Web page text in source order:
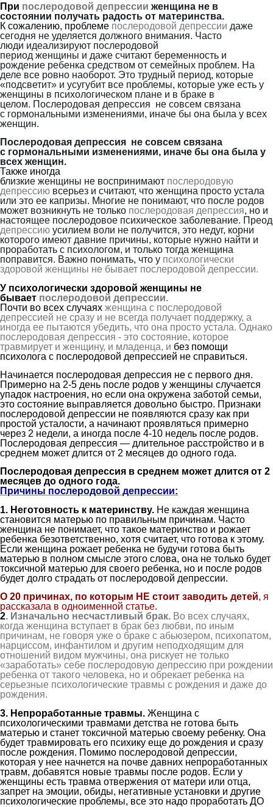
При послеродовой депрессии женщина не в
состоянии получать радость от материнства.
К сожалению, проблеме послеродовой депрессии даже
сегодня не уделяется должного внимания. Часто
люди идеализируют послеродовой
период женщины и даже считают беременность и
рождение ребенка средством от семейных проблем. На
деле все ровно наоборот. Это трудный период, которые
«подсветит» и усугубит все проблемы, которые уже есть у
женщины в психологическом плане и в браке в
целом. Послеродовая депрессия не совсем связана
с гормональными изменениями, иначе бы она была у всех
женщин.
Послеродовая депрессия не совсем связана
с гормональными изменениями, иначе бы она была у
всех женщин.
Также иногда
близкие женщины не воспринимают послеродовую
депрессию всерьез и считают, что женщина просто устала
или это ее капризы. Многие не понимают, что после родов
может возникнуть не только послеродовая депрессия, но и
настоящее послеродовое психическое заболевание.
депрессию усилием воли не получится, это недуг, корни
которого имеют давние причины, которые нужно найти и
проработать с психологом, и только тогда женщина
поправится. Важно понимать, что у психологически
здоровой женщины не бывает послеродовой депрессии.
У психологически здоровой женщины не
бывает послеродовой депрессии.
Почти во всех случаях женщина с послеродовой
депрессией не сразу и не всегда получает поддержку, а
иногда ее пытаются убедить, что она просто устала. Однако
послеродовая депрессия - это состояние, которое
травмирует и женщину, и младенца, и без помощи
психолога с послеродовой депрессией не справиться.
Начинается послеродовая депрессия не с первого дня.
Примерно на 2-5 день после родов у женщины случается
упадок настроения, но если она окружена заботой семьи,
это состояние выправляется довольно быстро. Признаки
послеродовой депрессии не появляются сразу как при
простой усталости, а начинают проявляться примерно
через 2 недели, а иногда после 4-10 недель после родов.
Послеродовая депрессия — длительное расстройство и в
среднем может длится от 2 месяцев до одного года.
Послеродовая депрессия в среднем может длится от 2
месяцев до одного года.
Причины послеродовой депрессии:
1. Неготовность к материнству. Не каждая женщина
становится матерью по правильным причинам. Часто
женщина не понимает, что такое материнство и рожает
ребенка безответственно, хотя считает, что готова к этому.
Если женщина рожает ребенка не будучи готова быть
матерью в полном смысле этого слова, она не только будет
токсичной матерью для своего ребенка, но и после родов
будет долго страдать от послеродовой депрессии.
О 20 причинах, по которым НЕ стоит заводить детей, я
рассказала в одноименной статье.
2. Изначально несчастливый брак. Во всех случаях,
когда женщина вступает в брак без любви, по иным
причинам, не говоря уже о браке с абьюзером, психопатом,
нарциссом, инфантилом и другим неподходящим для
отношений видом мужчины, она рискует не только
«заработать» себе послеродовую депрессию при рождении
ребенка от такого человека, но и обрекает ребенка на
серьезные психологические травмы с рождения и даже до
рождения.
3. Непроработанные травмы. Женщина с
психологическими травмами детства не готова быть
матерью и станет токсичной матерью своему ребенку. Она
будет травмировать его психику еще до рождения и сразу
после рождения. Помимо послеродовой депрессии,
которая у нее начнется на почве давних непроработанных
травм, добавятся новые травмы после родов. Если у
женщины есть травма отвержения от матери или отца,
запрет на эмоции, обиды, негативные установки и другие
психологические проблемы, все это надо проработать ДО